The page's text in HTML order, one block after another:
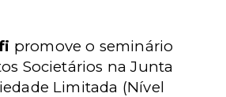
promove o seminário
Societários na Junta
Limitada (Nível